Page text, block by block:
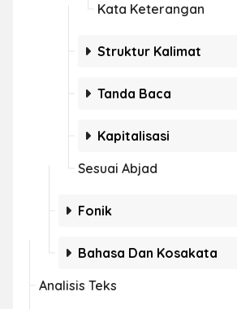
Kata Keterangan
Struktur Kalimat
Tanda Baca
Kapitalisasi
Sesuai Abjad
Fonik
Bahasa Dan Kosakata
Analisis Teks